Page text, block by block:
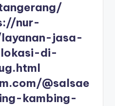
nur-
jasa-
di-
@salsae
kambing-